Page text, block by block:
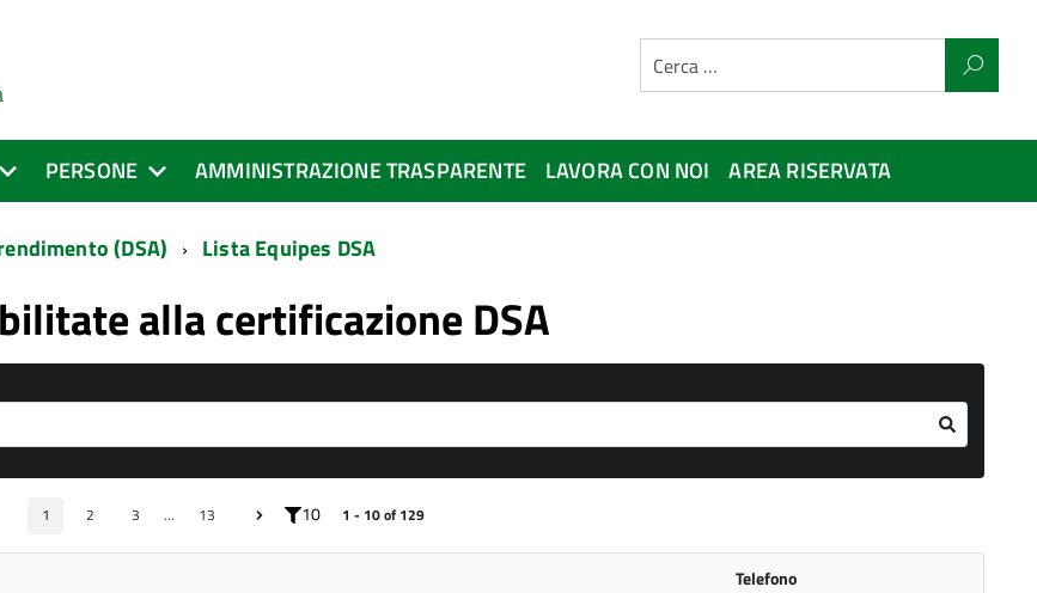
PERSONE AMMINISTRAZIONE TRASPARENTE LAVORA CON NOI AREA RISERVATA
(DSA) Lista Equipes DSA
alla certificazione DSA
1 2 3 ... 13 10 1 - 10 of 129
Telefono